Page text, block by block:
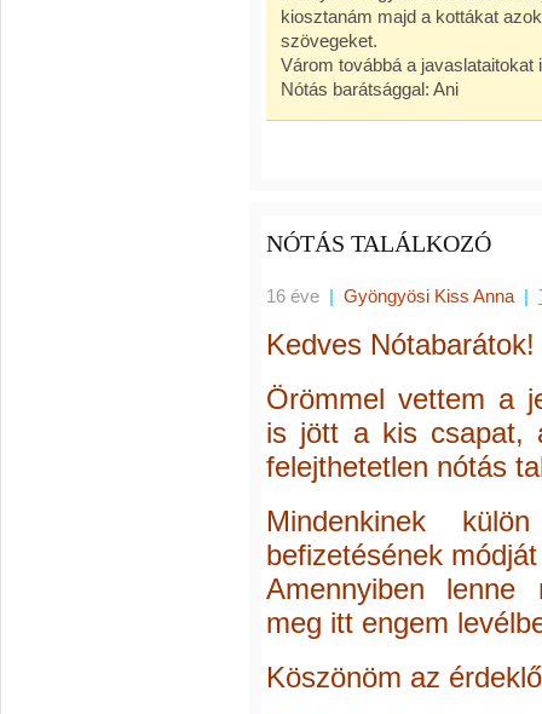
kiosztanám majd a kottákat
szövegeket.
Várom továbbá a javaslataitokat
Nótás barátsággal: Ani
NÓTÁS TALÁLKOZÓ
16 éve | Gyöngyösi Kiss Anna |
Kedves Nótabarátok!
Örömmel vettem a
is jött a kis csapat,
felejthetetlen nótás
Mindenkinek
befizetésének
Amennyiben lenne
meg itt engem
Köszönöm az